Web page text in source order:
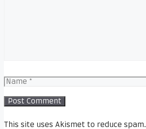
Name
This site uses Akismet to reduce spam.